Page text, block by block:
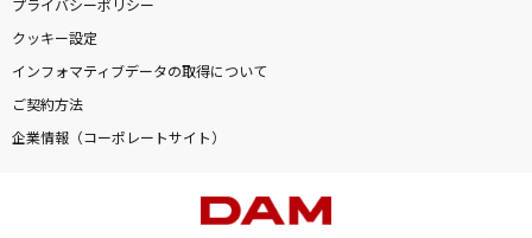
プライバシーポリシー
クッキー設定
インフォマティブデータの取得について
ご契約方法
企業情報（コーポレートサイト）